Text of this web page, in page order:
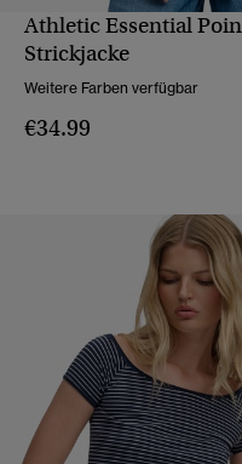
Athletic Essential
Strickjacke
Weitere Farben verfügbar
€34.99